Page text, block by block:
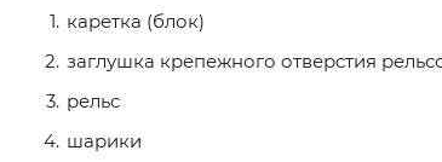
каретка (блок)
заглушка крепежного отверстия
рельс
шарики